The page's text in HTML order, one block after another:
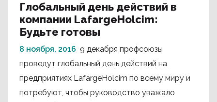
Глобальный день действий в
компании LafargeHolcim:
Будьте готовы
8 ноября, 2016 9 декабря профсоюзы
проведут глобальный день действий на
предприятиях LafargeHolcim по всему миру и
потребуют, чтобы руководство уважало